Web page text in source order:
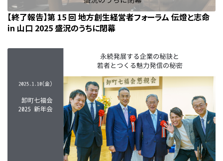
【終了報告】第 15 回 地方創生経営者フォーラム 伝燈と志命
in 山口 2025 盛況のうちに閉幕